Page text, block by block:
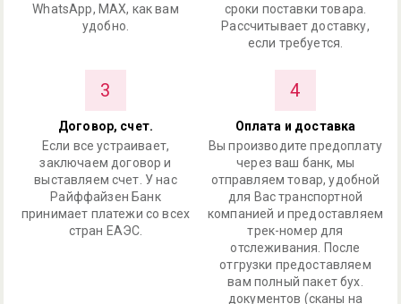
WhatsApp, MAX, как вам
удобно.
сроки поставки товара.
Рассчитывает доставку,
если требуется.
3
Договор, счет.
Если все устраивает,
заключаем договор и
выставляем счет. У нас
Райффайзен Банк
принимает платежи со всех
стран ЕАЭС.
4
Оплата и доставка
Вы производите предоплату
через ваш банк, мы
отправляем товар, удобной
для Вас транспортной
компанией и предоставляем
трек-номер для
отслеживания. После
отгрузки предоставляем
вам полный пакет бух.
документов (сканы на